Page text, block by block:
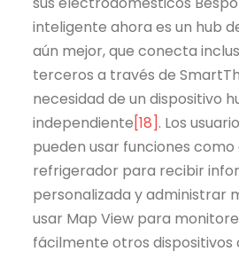
inteligente ahora es un hub
aún mejor, que conecta
terceros a través de
necesidad de un dispositivo
independiente[18]. Los
pueden usar funciones como
refrigerador para recibir
personalizada y administrar
usar Map View para
fácilmente otros dispositivos